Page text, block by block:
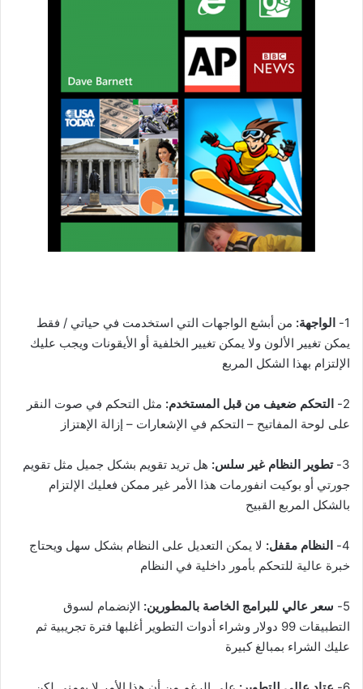
1- الواجهة: من أبشع الواجهات التي استخدمت في حياتي / فقط
يمكن تغيير الألون ولا يمكن تغيير الخلفية أو الأيقونات ويجب عليك
الإلتزام بهذا الشكل المربع
2- التحكم ضعيف من قبل المستخدم: مثل التحكم في صوت النقر
على لوحة المفاتيح – التحكم في الإشعارات – إزالة الإهتزاز
3- تطوير النظام غير سلس: هل تريد تقويم بشكل جميل مثل تقويم
جورتي أو بوكيت انفورمات هذا الأمر غير ممكن فعليك الإلتزام
بالشكل المربع القبيح
4- النظام مقفل: لا يمكن التعديل على النظام بشكل سهل ويحتاج
خبرة عالية للتحكم بأمور داخلية في النظام
5- سعر عالي للبرامج الخاصة بالمطورين: الإنضمام لسوق
التطبيقات 99 دولار وشراء أدوات التطوير أغلبها فترة تجريبية ثم
عليك الشراء بمبالغ كبيرة